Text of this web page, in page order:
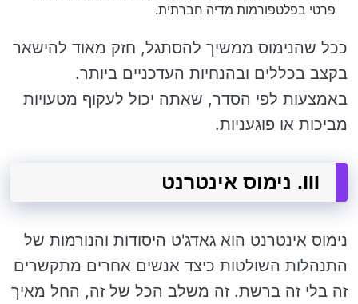
פרטי בפלטפורמות מדיה חברתית.
ככל שהנימוס ממשיך להסתגל, חזק מאוד להישאר
בקצב בכללים ובהנחיות העדכניים ביותר.
באמצעות לפי הסדר, שאתה יכול לעקוף מטעויות
מביכות או פוגעניות.
III. נימוס אינטרנט
נימוס אינטרנט הוא גאדג'ט היסודות והנורמות של
התנהלות השולטות כיצד אנשים אחרים מתקשרים
זה בלי זה ברשת. זה משלב הכל של זה, החל מאיך